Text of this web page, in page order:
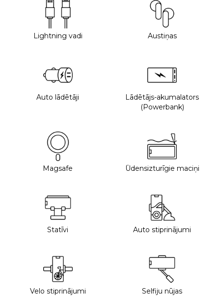
Lightning vadi Austiņas
Auto lādētāji
Lādētājs-akumalators
(Powerbank)
Magsafe Ūdensizturīgie maciņi
Statīvi Auto stiprinājumi
Velo stiprinājumi Selfiju nūjas